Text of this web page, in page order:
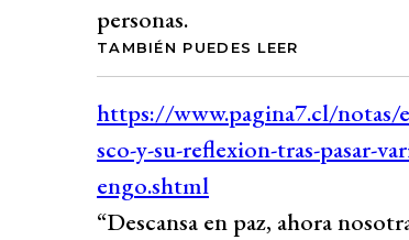
personas.
TAMBIÉN PUEDES LEER
“Descansa en paz, ahora